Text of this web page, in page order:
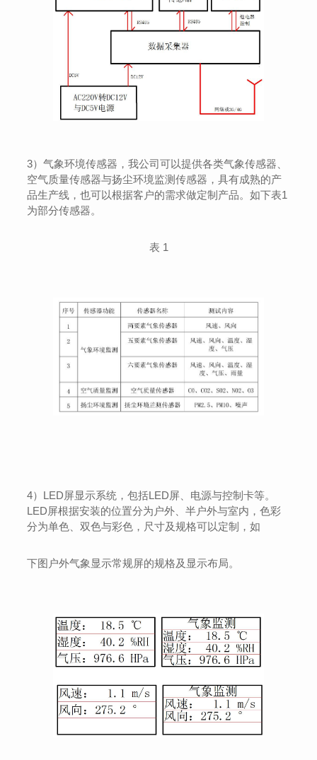
3）气象环境传感器，我公司可以提供各类气象传感器、
空气质量传感器与扬尘环境监测传感器，具有成熟的产
品生产线，也可以根据客户的需求做定制产品。如下表1
为部分传感器。
表 1
4）LED屏显示系统，包括LED屏、电源与控制卡等。
LED屏根据安装的位置分为户外、半户外与室内，色彩
分为单色、双色与彩色，尺寸及规格可以定制，如
下图户外气象显示常规屏的规格及显示布局。